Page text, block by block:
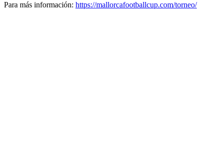
Para más información: https://mallorcafootballcup.com/torneo/